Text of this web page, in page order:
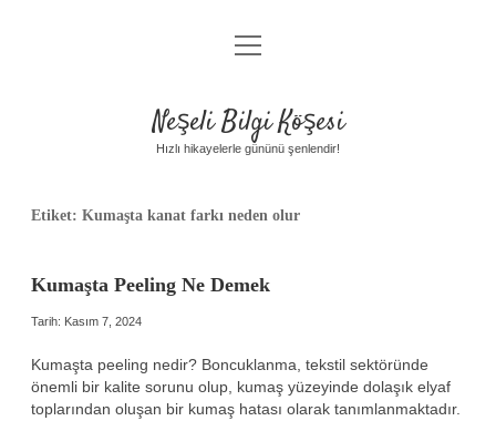
Anasayfa
Yasal Uyarı
menüyü
aç
Neşeli Bilgi Köşesi
Hızlı hikayelerle gününü şenlendir!
Etiket: Kumaşta kanat farkı neden olur
Kumaşta Peeling Ne Demek
Tarih: Kasım 7, 2024
Kumaşta peeling nedir? Boncuklanma, tekstil sektöründe
önemli bir kalite sorunu olup, kumaş yüzeyinde dolaşık elyaf
toplarından oluşan bir kumaş hatası olarak tanımlanmaktadır.